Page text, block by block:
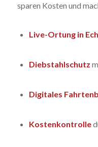
sparen Kosten und
Live-Ortung in
Diebstahlschutz
Digitales
Kostenkontrolle